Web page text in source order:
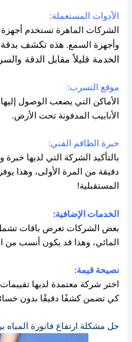
الأدوات المستعملة:
الشركات الماهرة تستخدم أجهزة
وأجهزة السمع.هذه تكشف بدقة
الخدمة قليلاً مقابل الدقة
موقع التسرب:
الأماكن التي يصعب الوصول إليها
الأنابيب المدفونة تحت الأرض.
خبرة الطاقم الفني:
بالتأكيد الشركة التي لديها
دقيقة من المرة الأولى، وهذا
المستقبلية!
الخدمات الإضافية:
بعض الشركات تعرض باقات
المائي، وهذا قد يكون أنسب من
نصيحة قيمة:
اختر شركة معتمدة لديها
كي تضمن كشفًا دقيقًا بدون
حل مشكلة ارتفاع فاتورة المياه